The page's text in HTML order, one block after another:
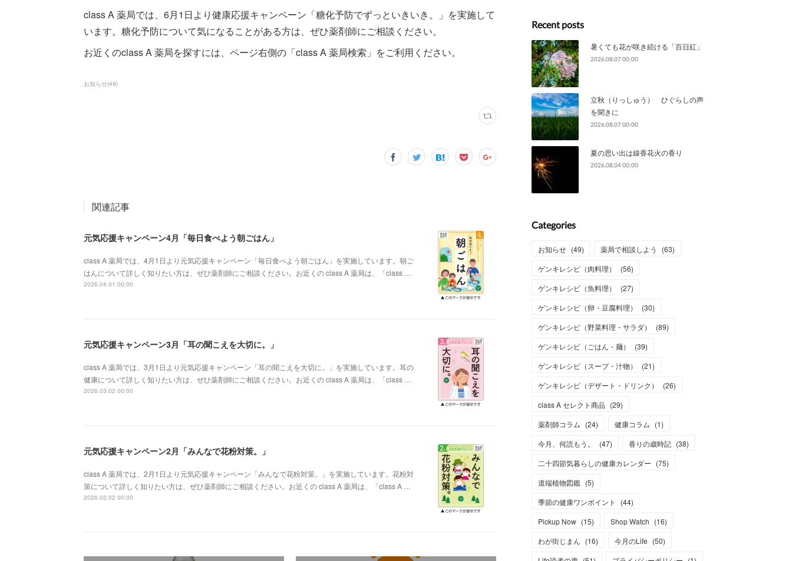
class A 薬局では、6月1日より健康応援キャンペーン「糖化予防でずっといきいき。」を実施して
います。糖化予防について気になることがある方は、ぜひ薬剤師にご相談ください。
お近くのclass A 薬局を探すには、ページ右側の「class A 薬局検索」をご利用ください。
お知らせ(49)
関連記事
元気応援キャンペーン4月「毎日食べよう朝ごはん」
class A 薬局では、4月1日より元気応援キャンペーン「毎日食べよう朝ごはん」を実施しています。朝ご
はんについて詳しく知りたい方は、ぜひ薬剤師にご相談ください。お近くの class A 薬局は、「class …
2026.04.01 00:00
元気応援キャンペーン3月「耳の聞こえを大切に。」
class A 薬局では、3月1日より元気応援キャンペーン「耳の聞こえを大切に。」を実施しています。耳の
健康について詳しく知りたい方は、ぜひ薬剤師にご相談ください。お近くの class A 薬局は、「class …
2026.03.02 00:00
元気応援キャンペーン2月「みんなで花粉対策。」
class A 薬局では、2月1日より元気応援キャンペーン「みんなで花粉対策。」を実施しています。花粉対
策について詳しく知りたい方は、ぜひ薬剤師にご相談ください。お近くの class A 薬局は、「class A …
2026.02.02 00:00
Recent posts
暑くても花が咲き続ける「百日紅」
2026.08.07 00:00
立秋（りっしゅう） ひぐらしの声
を聞きに
2026.08.07 00:00
夏の思い出は線香花火の香り
2026.08.04 00:00
Categories
お知らせ (49) 薬局で相談しよう (63)
ゲンキレシピ（肉料理）
(56)
ゲンキレシピ（魚料理）
(27)
ゲンキレシピ（卵・豆腐料理）
(30)
ゲンキレシピ（野菜料理・サラダ）
(89)
ゲンキレシピ（ごはん・麺）
(39)
ゲンキレシピ（スープ・汁物）
(21)
ゲンキレシピ（デザート・ドリンク）
(26)
class A セレクト商品 (29)
薬剤師コラム (24) 健康コラム (1)
今月、何読もう。
(47) 香りの歳時記 (38)
二十四節気暮らしの健康カレンダー (75)
道端植物図鑑 (5)
季節の健康ワンポイント
(44)
Pickup Now (15) Shop Watch (16)
わが街じまん (16) 今月のLife (50)